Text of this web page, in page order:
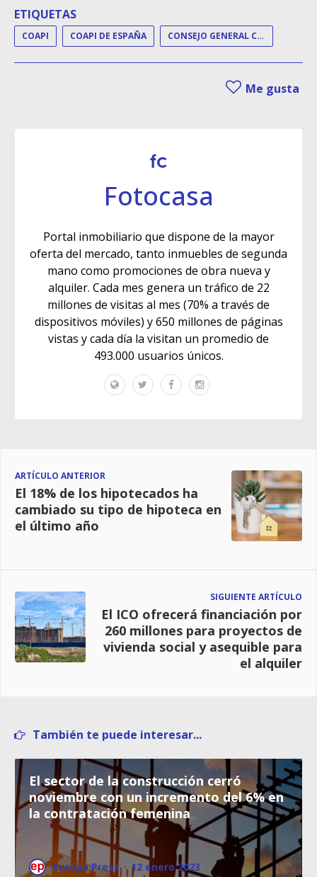
ETIQUETAS
COAPI COAPI DE ESPAÑA CONSEJO GENERAL COAPI
Me gusta
Fotocasa
Portal inmobiliario que dispone de la mayor
oferta del mercado, tanto inmuebles de segunda
mano como promociones de obra nueva y
alquiler. Cada mes genera un tráfico de 22
millones de visitas al mes (70% a través de
dispositivos móviles) y 650 millones de páginas
vistas y cada día la visitan un promedio de
493.000 usuarios únicos.
ARTÍCULO ANTERIOR
El 18% de los hipotecados ha
cambiado su tipo de hipoteca en
el último año
SIGUIENTE ARTÍCULO
El ICO ofrecerá financiación por
260 millones para proyectos de
vivienda social y asequible para
el alquiler
También te puede interesar...
El sector de la construcción cerró
noviembre con un incremento del 6% en
la contratación femenina
Europa Press · 12 enero 2023